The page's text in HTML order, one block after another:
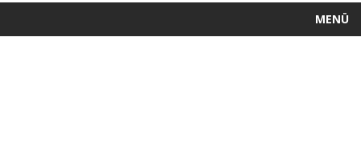
MENÜ